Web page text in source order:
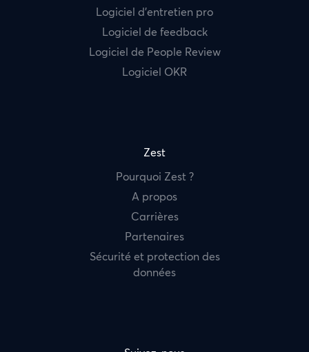
Logiciel d’entretien pro
Logiciel de feedback
Logiciel de People Review
Logiciel OKR
Zest
Pourquoi Zest ?
A propos
Carrières
Partenaires
Sécurité et protection des
données